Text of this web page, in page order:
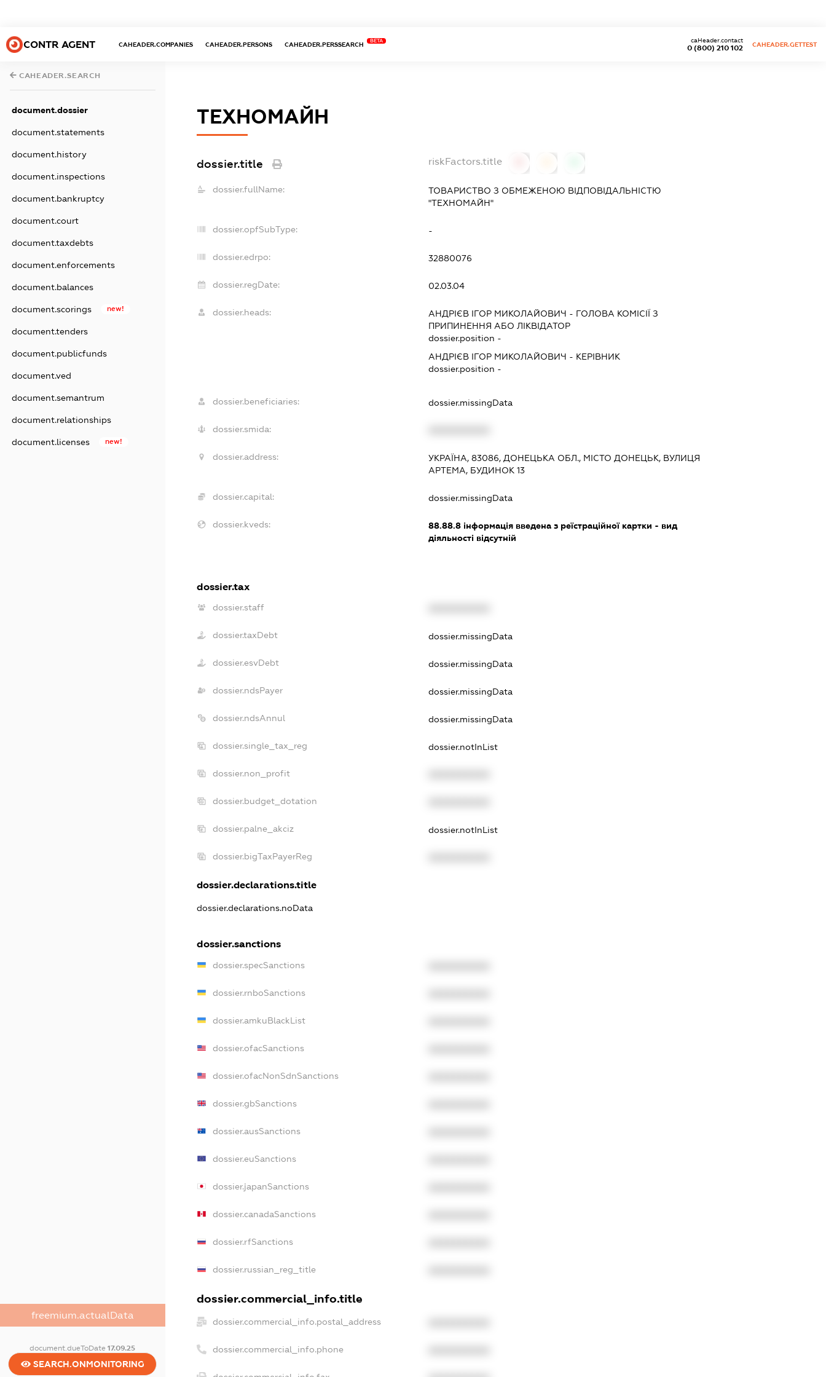
CONTR AGENT CAHEADER.COMPANIES CAHEADER.PERSONS CAHEADER.PERSSEARCH
BETA
0 (800) 210 102
caHeader.contact
CAHEADER.GETTEST
CAHEADER.SEARCH
document.dossier
document.statements
document.history
document.inspections
document.bankruptcy
document.court
document.taxdebts
document.enforcements
document.balances
document.scorings new!
document.tenders
document.publicfunds
document.ved
document.semantrum
document.relationships
document.licenses new!
freemium.actualData
document.dueToDate17.09.25
SEARCH.ONMONITORING
ТЕХНОМАЙН
dossier.title riskFactors.title
dossier.fullName:
ТОВАРИСТВО З ОБМЕЖЕНОЮ ВІДПОВІДАЛЬНІСТЮ
"ТЕХНОМАЙН"
dossier.opfSubType: -
dossier.edrpo: 32880076
dossier.regDate: 02.03.04
dossier.heads: АНДРІЄВ ІГОР МИКОЛАЙОВИЧ - ГОЛОВА КОМІСІЇ З
ПРИПИНЕННЯ АБО ЛІКВІДАТОР
dossier.position -
АНДРІЄВ ІГОР МИКОЛАЙОВИЧ - КЕРІВНИК
dossier.position -
dossier.beneficiaries: dossier.missingData
dossier.smida:
dossier.address:
УКРАЇНА, 83086, ДОНЕЦЬКА ОБЛ., МІСТО ДОНЕЦЬК, ВУЛИЦЯ
АРТЕМА, БУДИНОК 13
dossier.capital: dossier.missingData
dossier.kveds: 88.88.8 інформація введена з реїстраційної картки - вид
діяльності відсутній
dossier.tax
dossier.staff
dossier.taxDebt dossier.missingData
dossier.esvDebt dossier.missingData
dossier.ndsPayer dossier.missingData
dossier.ndsAnnul dossier.missingData
dossier.single_tax_reg dossier.notInList
dossier.non_profit
dossier.budget_dotation
dossier.palne_akciz dossier.notInList
dossier.bigTaxPayerReg
dossier.declarations.title
dossier.declarations.noData
dossier.sanctions
dossier.specSanctions
dossier.rnboSanctions
dossier.amkuBlackList
dossier.ofacSanctions
dossier.ofacNonSdnSanctions
dossier.gbSanctions
dossier.ausSanctions
dossier.euSanctions
dossier.japanSanctions
dossier.canadaSanctions
dossier.rfSanctions
dossier.russian_reg_title
dossier.commercial_info.title
dossier.commercial_info.postal_address
dossier.commercial_info.phone